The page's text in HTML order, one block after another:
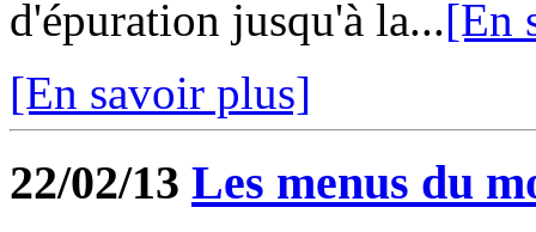
d'épuration jusqu'à la...[En
[En savoir plus]
22/02/13 Les menus du